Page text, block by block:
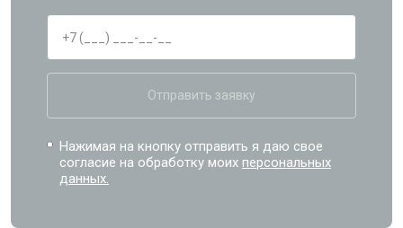
Отправить заявку
Нажимая на кнопку отправить я даю свое
согласие на обработку моихперсональных
данных.